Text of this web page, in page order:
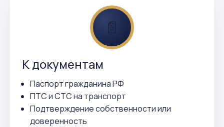
📄
К документам
Паспорт гражданина РФ
ПТС и СТС на транспорт
Подтверждение собственности или
доверенность